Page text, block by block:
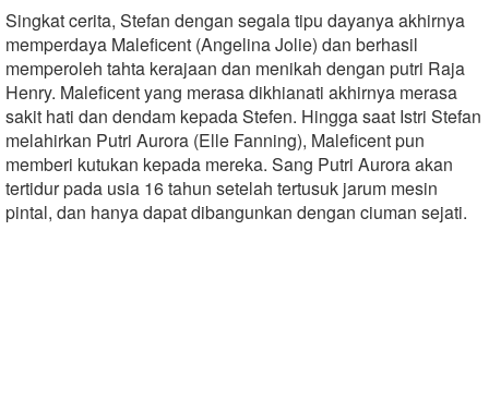
Singkat cerita, Stefan dengan segala tipu dayanya akhirnya
memperdaya Maleficent (Angelina Jolie) dan berhasil
memperoleh tahta kerajaan dan menikah dengan putri Raja
Henry. Maleficent yang merasa dikhianati akhirnya merasa
sakit hati dan dendam kepada Stefen. Hingga saat Istri Stefan
melahirkan Putri Aurora (Elle Fanning), Maleficent pun
memberi kutukan kepada mereka. Sang Putri Aurora akan
tertidur pada usia 16 tahun setelah tertusuk jarum mesin
pintal, dan hanya dapat dibangunkan dengan ciuman sejati.